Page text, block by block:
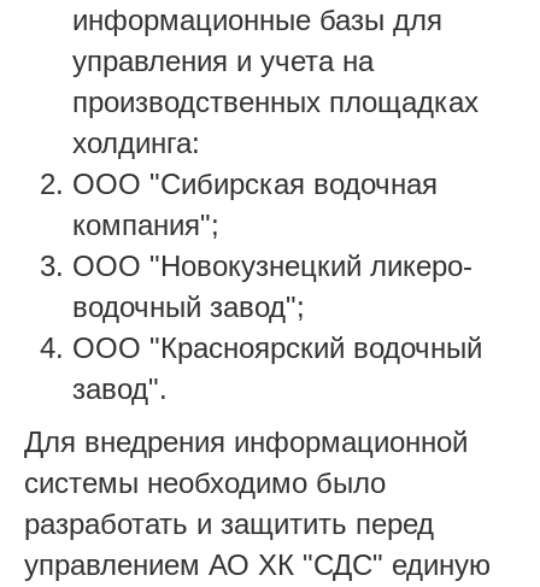
информационные базы для
управления и учета на
производственных площадках
холдинга:
ООО "Сибирская водочная
компания";
ООО "Новокузнецкий ликеро-
водочный завод";
ООО "Красноярский водочный
завод".
Для внедрения информационной
системы необходимо было
разработать и защитить перед
управлением АО ХК "СДС" единую